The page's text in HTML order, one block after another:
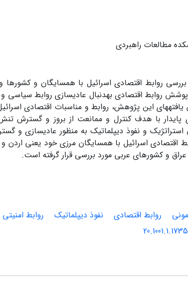
مطالعات راهبردی
بررسی روابط اقتصادی اسرائیل با همسایگان و کشورها و
پوشش روابط اقتصادی به‏دنبال عادی‏سازی روابط سیاسی
این پژوهش، روابط و مناسبات اقتصادی
پایدار با هدف کنترل و ممانعت از بروز و گسترش
و نفوذ دیپلماتیک به منظور عادی‏سازی و
اقتصادی اسرائیل با همسایگان مرزی خود یعنی
عراق و کشورهای عربی مورد بررسی قرار گرفته است.
روابط اقتصادی نفوذ دیپلماتیک
روابط امنیتی